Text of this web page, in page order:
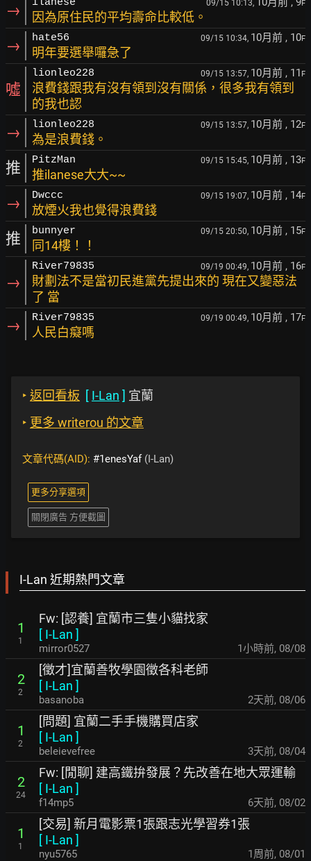
→ ilanese 09/15 10:13, F
因為原住民的平均壽命比較低。
→ hate56 09/15 10:34, 10月前 , 10F
明年要選舉囉急了
噓
lionleo228 09/15 13:57, 10月前 , 11 F
浪費錢跟我有沒有領到沒有關係，很多我有領到
的我也認
→ lionleo228 09/15 13:57, 10月前 , 12F
為是浪費錢。
推 PitzMan 09/15 15:45, 10月前 , 13F
推ilanese大大~~
→ Dwccc 09/15 19:07, 10月前 , 14F
放煙火我也覺得浪費錢
推 bunnyer 09/15 20:50, 10月前 , 15F
同14樓！！
→
River79835 09/19 00:49, 10月前 , 16F
財劃法不是當初民進黨先提出來的 現在又變惡法
了 當
→ River79835 09/19 00:49, 10月前 , 17F
人民白癡嗎
‣ 返回看板 [ I-Lan ] 宜蘭
‣ 更多 writerou 的文章
文章代碼(AID): #1enesYaf(I-Lan)
更多分享選項
關閉廣告 方便截圖
I-Lan 近期熱門文章
1
1
Fw: [認養] 宜蘭市三隻小貓找家
[ I-Lan ]
mirror0527 1小時前, 08/08
2
2
[徵才]宜蘭善牧學園徵各科老師
[ I-Lan ]
basanoba 2天前, 08/06
1
2
[問題] 宜蘭二手手機購買店家
[ I-Lan ]
beleievefree 3天前, 08/04
2
24
Fw: [閒聊] 建高鐵拚發展？先改善在地大眾運輸
[ I-Lan ]
f14mp5 6天前, 08/02
1
1
[交易] 新月電影票1張跟志光學習券1張
[ I-Lan ]
nyu5765 1周前, 08/01